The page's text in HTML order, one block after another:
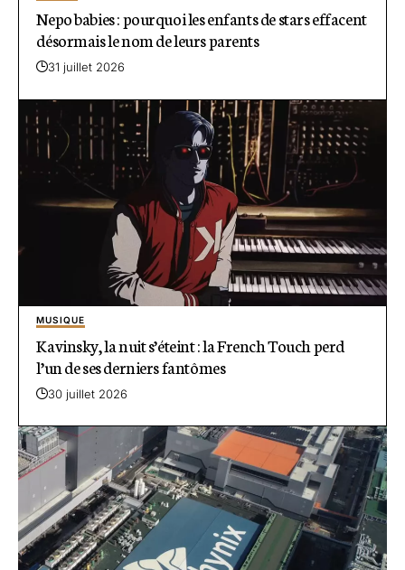
Nepo babies : pourquoi les enfants de stars effacent
désormais le nom de leurs parents
31 juillet 2026
MUSIQUE
Kavinsky, la nuit s’éteint : la French Touch perd
l’un de ses derniers fantômes
30 juillet 2026